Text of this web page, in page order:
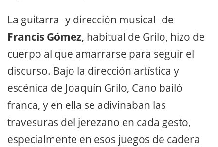
La guitarra -y dirección musical- de
Francis Gómez, habitual de Grilo, hizo de
cuerpo al que amarrarse para seguir el
discurso. Bajo la dirección artística y
escénica de Joaquín Grilo, Cano bailó
franca, y en ella se adivinaban las
travesuras del jerezano en cada gesto,
especialmente en esos juegos de cadera